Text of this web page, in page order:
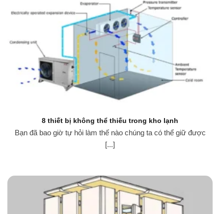
8 thiết bị không thể thiếu trong kho lạnh
Bạn đã bao giờ tự hỏi làm thế nào chúng ta có thể giữ được
[...]